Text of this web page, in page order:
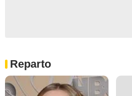
Reparto